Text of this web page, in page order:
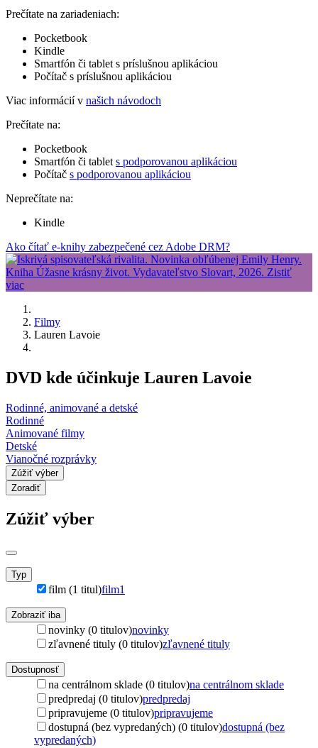
Prečítate na zariadeniach:
Pocketbook
Kindle
Smartfón či tablet s príslušnou aplikáciou
Počítač s príslušnou aplikáciou
Viac informácií v našich návodoch
Prečítate na:
Pocketbook
Smartfón či tablet s podporovanou aplikáciou
Počítač s podporovanou aplikáciou
Neprečítate na:
Kindle
Ako čítať e-knihy zabezpečené cez Adobe DRM?
Filmy
Lauren Lavoie
DVD kde účinkuje Lauren Lavoie
Rodinné, animované a detské
Rodinné
Animované filmy
Detské
Vianočné rozprávky
Zúžiť výber
Zoradiť
Zúžiť výber
Typ
film (1 titul)film1
Zobraziť iba
novinky (0 titulov)novinky
zľavnené tituly (0 titulov)zľavnené tituly
Dostupnosť
na centrálnom sklade (0 titulov)na centrálnom sklade
predpredaj (0 titulov)predpredaj
pripravujeme (0 titulov)pripravujeme
dostupná (bez vypredaných) (0 titulov)dostupná (bez
vypredaných)